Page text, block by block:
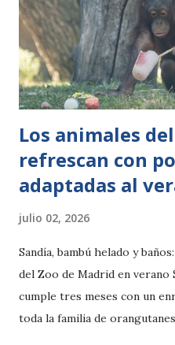
nacieron para depositar sus
mar, la tortuga fue equipada
financiado por La
conocer sus primeros
Los animales
refrescan con
adaptadas al
julio 02, 2026
Sandía, bambú helado y
del Zoo de Madrid en verano
cumple tres meses con un
toda la familia de